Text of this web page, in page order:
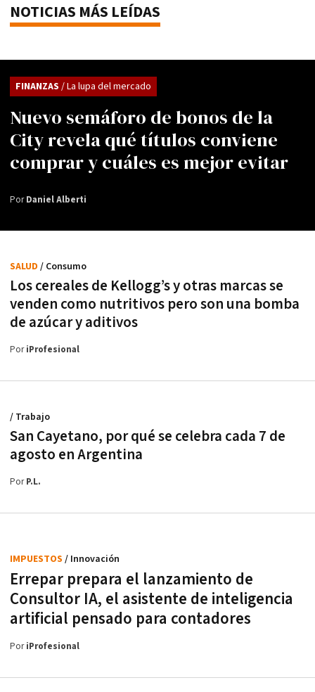
NOTICIAS MÁS LEÍDAS
Nuevo semáforo de bonos de la
City revela qué títulos conviene
comprar y cuáles es mejor evitar
FINANZAS / La lupa del mercado
PorDaniel Alberti
Los cereales de Kellogg’s y otras marcas se
venden como nutritivos pero son una bomba
de azúcar y aditivos
SALUD / Consumo
PoriProfesional
San Cayetano, por qué se celebra cada 7 de
agosto en Argentina
/ Trabajo
PorP.L.
Errepar prepara el lanzamiento de
Consultor IA, el asistente de inteligencia
artificial pensado para contadores
IMPUESTOS / Innovación
PoriProfesional